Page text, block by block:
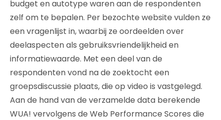
budget en autotype waren aan de respondenten
zelf om te bepalen. Per bezochte website vulden ze
een vragenlijst in, waarbij ze oordeelden over
deelaspecten als gebruiksvriendelijkheid en
informatiewaarde. Met een deel van de
respondenten vond na de zoektocht een
groepsdiscussie plaats, die op video is vastgelegd.
Aan de hand van de verzamelde data berekende
WUA! vervolgens de Web Performance Scores die